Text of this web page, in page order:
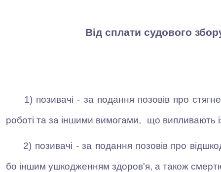
Від сплати судового
1) позивачі - за подання позовів про
роботі та за іншими вимогами,
що випливають
2) позивачі - за подання позовів про
бо іншим ушкодженням здоров'я, а також